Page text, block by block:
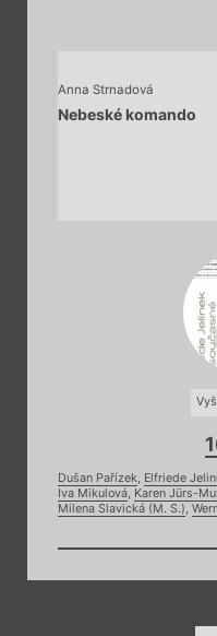
Anna Strnadová
Nebeské komando
Dušan Pařízek, Elfriede
Iva Mikulová, Karen Jürs-
Milena Slavická (M. S.),